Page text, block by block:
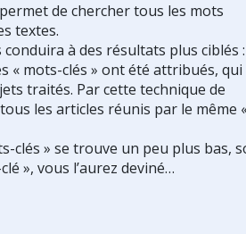
de chercher tous les mots
textes.
à des résultats plus ciblés
« mots-clés » ont été attribués, qui
traités. Par cette technique de
les articles réunis par le même
clés » se trouve un peu plus bas,
», vous l’aurez deviné…